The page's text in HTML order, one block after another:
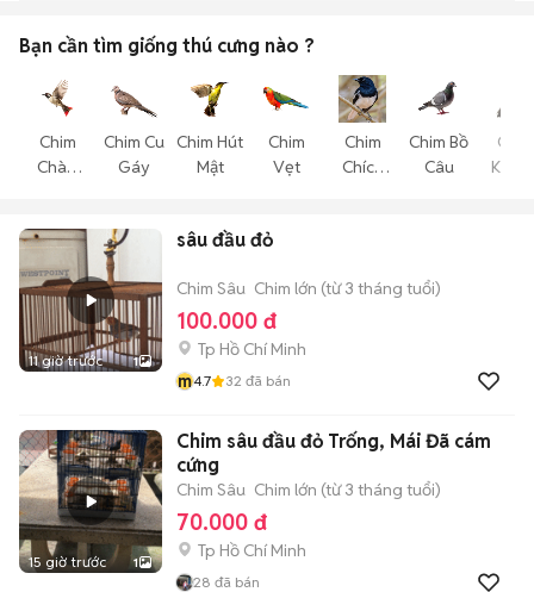
Bạn cần tìm giống thú cưng nào ?
Chim
Chào
Chim Cu
Gáy
Chim Hút
Mật
Chim
Vẹt
Chim
Chích
Chim Bồ
Câu
Chim
11 giờ trước 1
sâu đầu đỏ
Chim Sâu Chim lớn (từ 3 tháng tuổi)
100.000 đ
Tp Hồ Chí Minh
m4.7 32 đã bán
15 giờ trước 1
Chim sâu đầu đỏ Trống, Mái Đã cám
cứng
Chim Sâu Chim lớn (từ 3 tháng tuổi)
70.000 đ
Tp Hồ Chí Minh
28 đã bán